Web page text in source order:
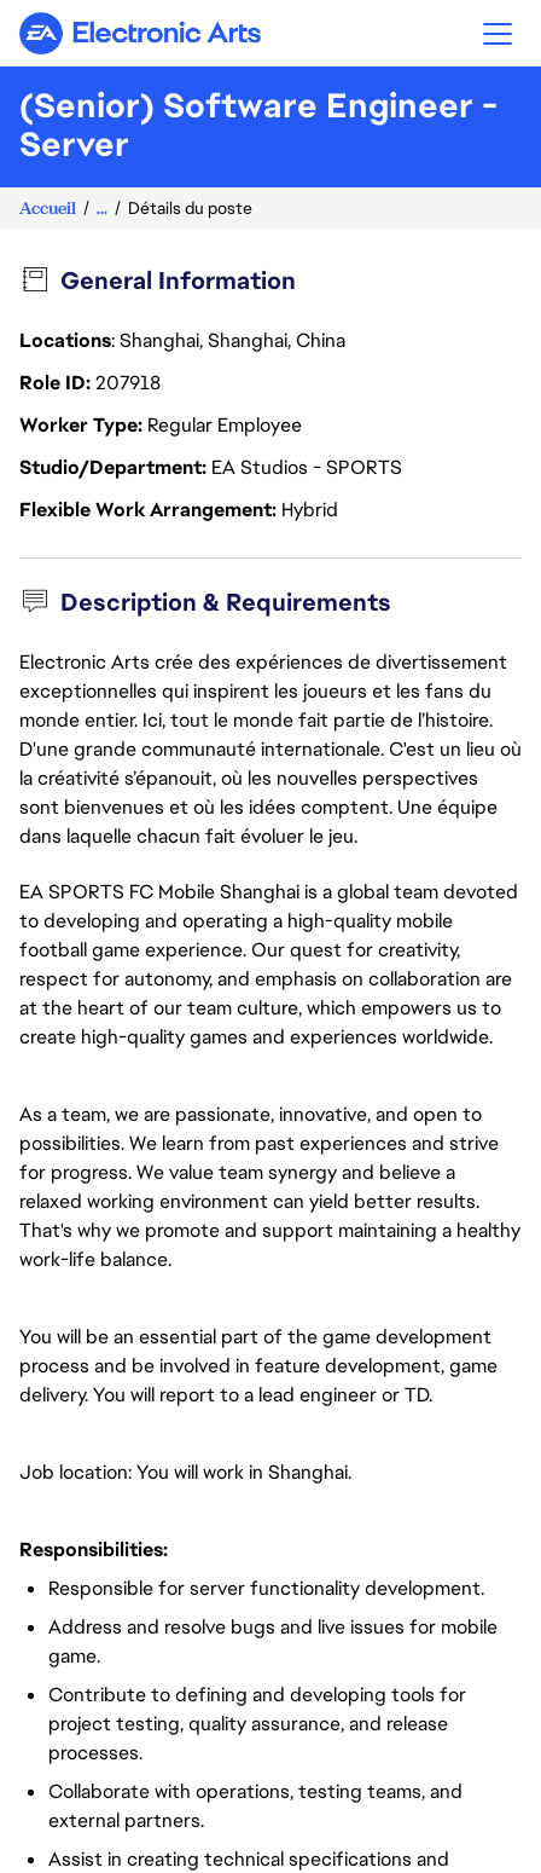
Electronic Arts
(Senior) Software Engineer -
Server
Accueil ... Détails du poste
General Information
Locations: Shanghai, Shanghai, China
Role ID207918
Worker Type Regular Employee
Studio/Department EA Studios - SPORTS
Flexible Work Arrangement Hybrid
Description & Requirements
Electronic Arts crée des expériences de divertissement
exceptionnelles qui inspirent les joueurs et les fans du
monde entier. Ici, tout le monde fait partie de l’histoire.
D'une grande communauté internationale. C'est un lieu où
la créativité s’épanouit, où les nouvelles perspectives
sont bienvenues et où les idées comptent. Une équipe
dans laquelle chacun fait évoluer le jeu.
EA SPORTS FC Mobile Shanghai is a global team devoted
to developing and operating a high-quality mobile
football game experience. Our quest for creativity,
respect for autonomy, and emphasis on collaboration are
at the heart of our team culture, which empowers us to
create high-quality games and experiences worldwide.
As a team, we are passionate, innovative, and open to
possibilities. We learn from past experiences and strive
for progress. We value team synergy and believe a
relaxed working environment can yield better results.
That's why we promote and support maintaining a healthy
work-life balance.
You will be an essential part of the game development
process and be involved in feature development, game
delivery. You will report to a lead engineer or TD.
Job location: You will work in Shanghai.
Responsibilities:
Responsible for server functionality development.
Address and resolve bugs and live issues for mobile
game.
Contribute to defining and developing tools for
project testing, quality assurance, and release
processes.
Collaborate with operations, testing teams, and
external partners.
Assist in creating technical specifications and